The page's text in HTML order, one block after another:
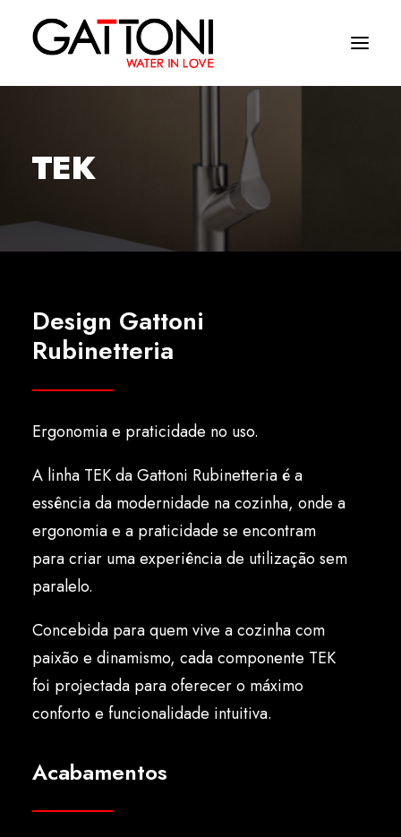
Ambientes
Produtos
Media
Onde comprar
TEK
Design Gattoni
Rubinetteria
Ergonomia e praticidade no uso.
A linha TEK da Gattoni Rubinetteria é a
essência da modernidade na cozinha, onde a
ergonomia e a praticidade se encontram
para criar uma experiência de utilização sem
paralelo.
Concebida para quem vive a cozinha com
paixão e dinamismo, cada componente TEK
foi projectada para oferecer o máximo
conforto e funcionalidade intuitiva.
Acabamentos